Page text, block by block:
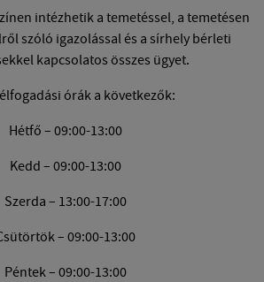
intézhetik a temetéssel, a temetésen
szóló igazolással és a sírhely bérleti
kapcsolatos összes ügyet.
órák a következők:
Hétfő – 09:00-13:00
Kedd – 09:00-13:00
Szerda – 13:00-17:00
– 09:00-13:00
Péntek – 09:00-13:00